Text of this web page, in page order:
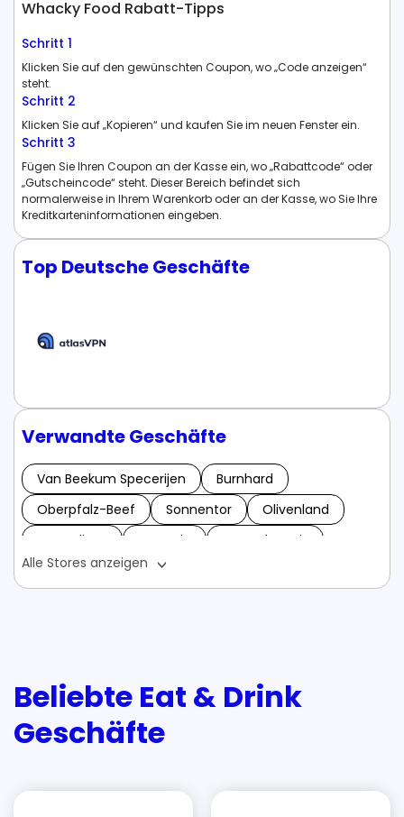
Whacky Food Rabatt-Tipps
Schritt 1
Klicken Sie auf den gewünschten Coupon, wo „Code anzeigen“
steht.
Schritt 2
Klicken Sie auf „Kopieren“ und kaufen Sie im neuen Fenster ein.
Schritt 3
Fügen Sie Ihren Coupon an der Kasse ein, wo „Rabattcode“ oder
„Gutscheincode“ steht. Dieser Bereich befindet sich
normalerweise in Ihrem Warenkorb oder an der Kasse, wo Sie Ihre
Kreditkarteninformationen eingeben.
Top Deutsche Geschäfte
Verwandte Geschäfte
Van Beekum Specerijen
Burnhard
Oberpfalz-Beef
Sonnentor
Olivenland
Vegardians
Samedo
Tattoobrands
Tasse.de
Vitayes
Alle Stores anzeigen
Beliebte Eat & Drink
Geschäfte